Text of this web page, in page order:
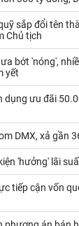
sắp đổi tên
Chủ tịch
bớt 'nóng',
yết
dụng ưu đãi
DMX, xả gần
'hưởng' lãi
tiếp cận vốn